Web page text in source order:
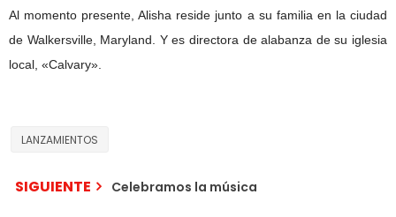
Al momento presente, Alisha reside junto a su familia en la ciudad
de Walkersville, Maryland. Y es directora de alabanza de su iglesia
local, «Calvary».
LANZAMIENTOS
SIGUIENTE Celebramos la música